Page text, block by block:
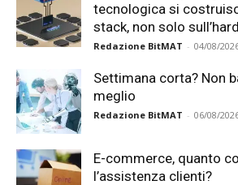
tecnologica si
stack, non solo
Redazione BitMAT - 04/08/
Settimana corta? Non
meglio
Redazione BitMAT - 06/08/
E-commerce, quanto
l’assistenza clienti?